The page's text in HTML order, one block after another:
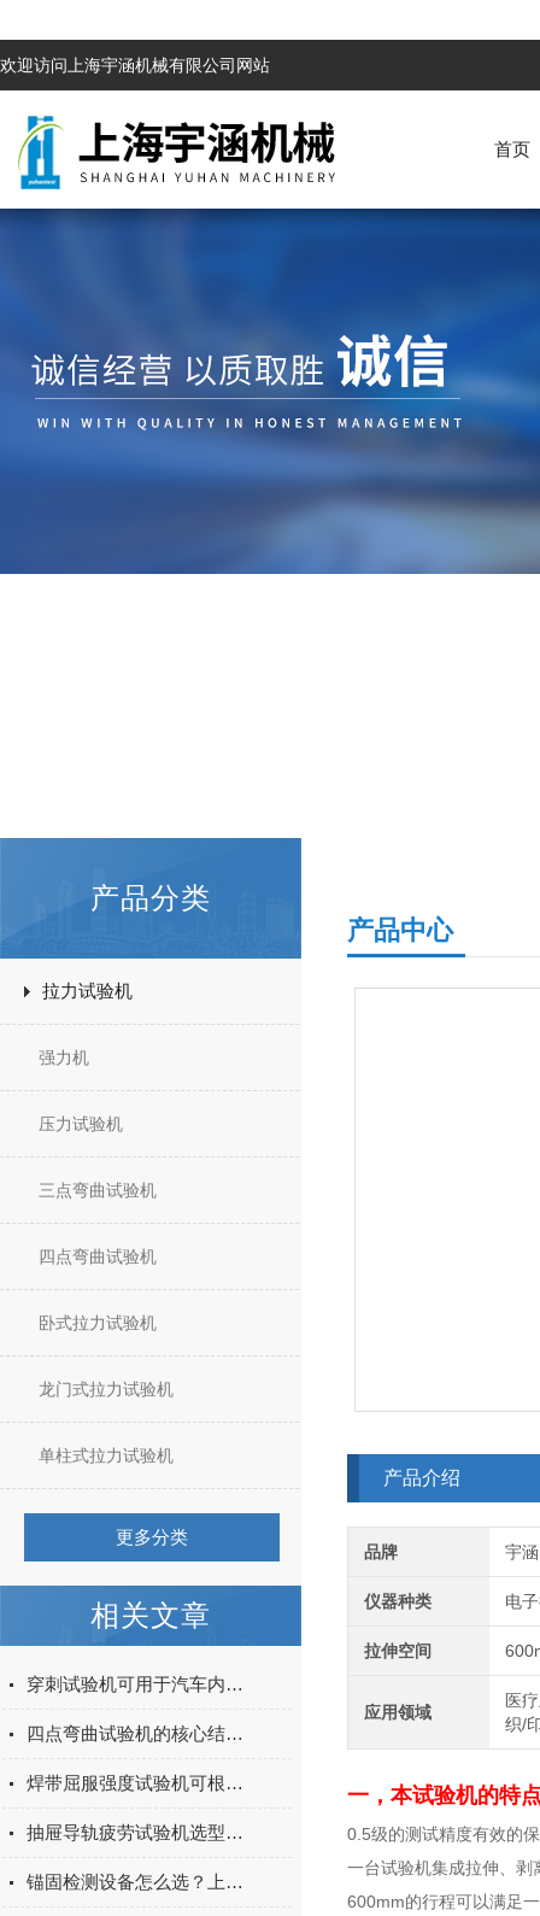
欢迎访问上海宇涵机械有限公司网站
首页
产品分类
拉力试验机
强力机
压力试验机
三点弯曲试验机
四点弯曲试验机
卧式拉力试验机
龙门式拉力试验机
单柱式拉力试验机
更多分类
相关文章
穿刺试验机可用于汽车内饰表皮、防撞缓冲材料得性能测试
四点弯曲试验机的核心结构与工作原理特点
焊带屈服强度试验机可根据不同标准和试验需求调整试验条件
抽屉导轨疲劳试验机选型指南：如何量化评估家具五金的耐用性
锚固检测设备怎么选？上海宇涵膨胀螺丝拉拔试验机品牌评测
产品中心
产品介绍
品牌 宇涵
仪器种类 电
拉伸空间
应用领域
医
织/
一，本试验机的特
0.5级的测试精度有效的
一台试验机集成拉伸、
600mm的行程可以满足